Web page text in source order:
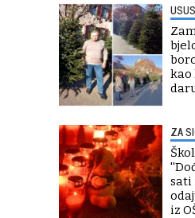
kao
ZA
sati
iz